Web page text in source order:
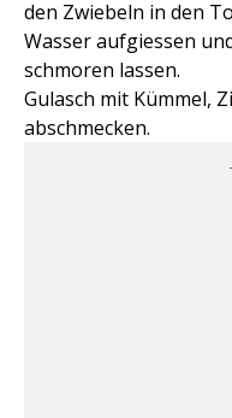
den Zwiebeln in den
Wasser aufgiessen
schmoren lassen.
Gulasch mit Kümmel,
abschmecken.